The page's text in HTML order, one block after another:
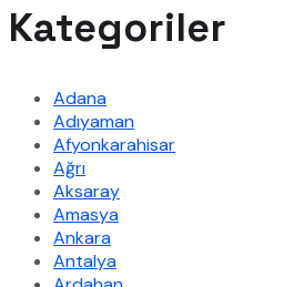
Kategoriler
Adana
Adıyaman
Afyonkarahisar
Ağrı
Aksaray
Amasya
Ankara
Antalya